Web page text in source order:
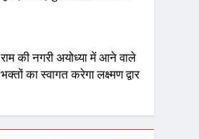
भक्तों का स्वागत करेगा लक्ष्मण द्वार
उत्तर प्रदेश में गांवों में बढ़ेंगी
सुविधाएं: 67% बढ़ा पंचायतों का